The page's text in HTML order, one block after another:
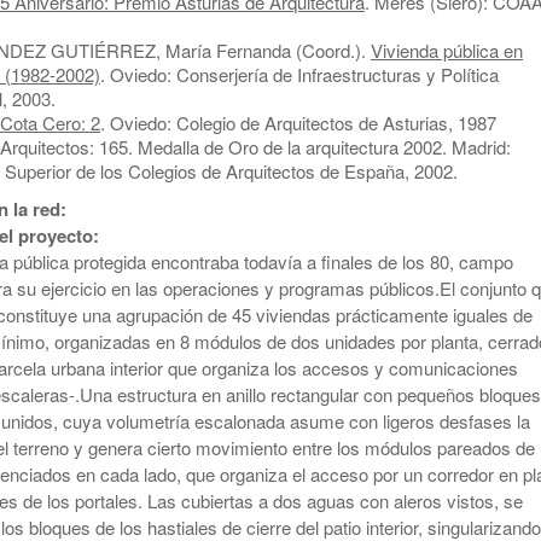
GUTIÉRREZ, María Fernanda (Coord.). Vivienda pública en
2002). Oviedo: Conserjería de Infraestructuras y Política
2003.
Cero: 2. Oviedo: Colegio de Arquitectos de Asturias, 1987
165. Medalla de Oro de la arquitectura 2002. Madrid:
de los Colegios de Arquitectos de España, 2002.
la red:
proyecto:
pública protegida encontraba todavía a finales de los 80, campo
su ejercicio en las operaciones y programas públicos.El conjunto
una agrupación de 45 viviendas prácticamente iguales de
organizadas en 8 módulos de dos unidades por planta,
urbana interior que organiza los accesos y comunicaciones
.Una estructura en anillo rectangular con pequeños
cuya volumetría escalonada asume con ligeros desfases la
terreno y genera cierto movimiento entre los módulos pareados de
en cada lado, que organiza el acceso por un corredor en
de los portales. Las cubiertas a dos aguas con aleros vistos, se
bloques de los hastiales de cierre del patio interior, singularizando